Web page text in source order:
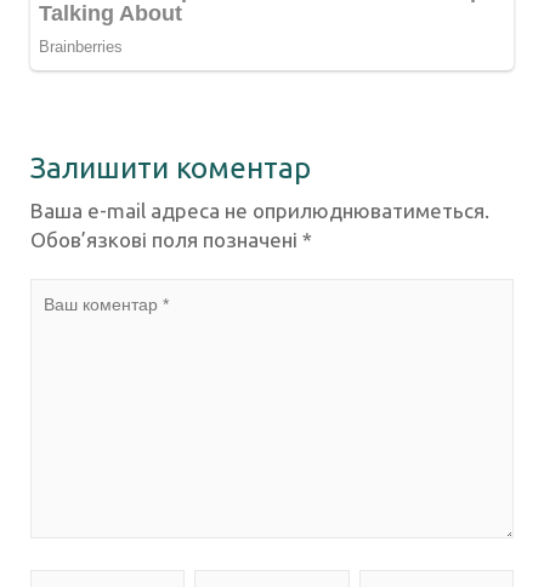
Залишити коментар
Ваша e-mail адреса не оприлюднюватиметься.
Обов’язкові поля позначені *